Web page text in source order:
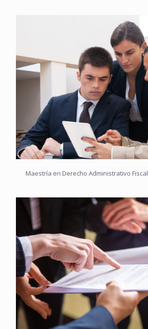
Maestría en Derecho Administrativo Fiscal